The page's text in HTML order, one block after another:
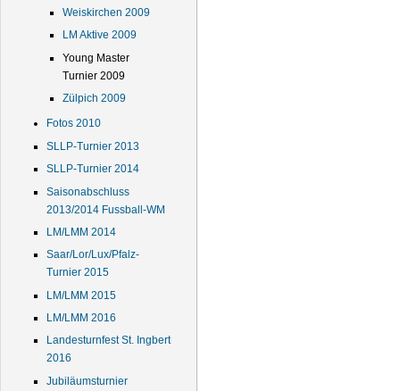
Weiskirchen 2009
LM Aktive 2009
Young Master
Turnier 2009
Zülpich 2009
Fotos 2010
SLLP-Turnier 2013
SLLP-Turnier 2014
Saisonabschluss
2013/2014 Fussball-WM
LM/LMM 2014
Saar/Lor/Lux/Pfalz-
Turnier 2015
LM/LMM 2015
LM/LMM 2016
Landesturnfest St. Ingbert
2016
Jubiläumsturnier